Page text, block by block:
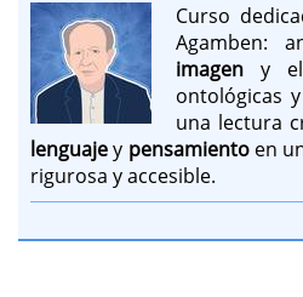
Curso
Agamben:
imagen y
ontológicas
una lectura
lenguajey pensamientoen
rigurosa y accesible.